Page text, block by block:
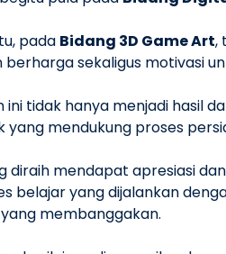
pada Bidang 3D Game Art,
berharga sekaligus motivasi
ini tidak hanya menjadi hasil
yang mendukung proses
diraih mendapat apresiasi
belajar yang dijalankan
membanggakan.